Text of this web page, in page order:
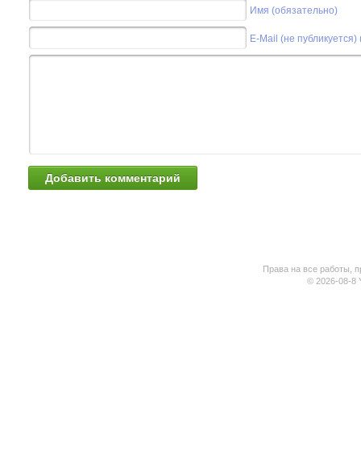
Имя (обязательно)
E-Mail (не
Права на все работы,
© 2026-08-8